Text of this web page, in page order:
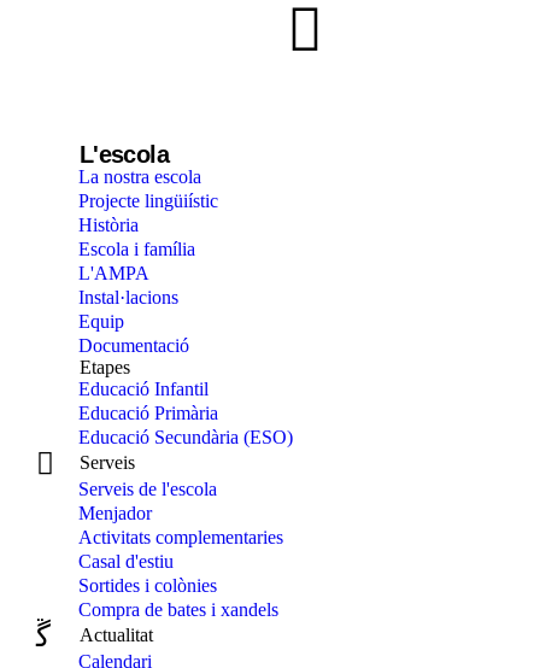
L'escola
La nostra escola
Projecte lingüiístic
Història
Escola i família
L'AMPA
Instal·lacions
Equip
Documentació
Etapes
Educació Infantil
Educació Primària
Educació Secundària (ESO)
Serveis
Serveis de l'escola
Menjador
Activitats complementaries
Casal d'estiu
Sortides i colònies
Compra de bates i xandels
Actualitat
Calendari